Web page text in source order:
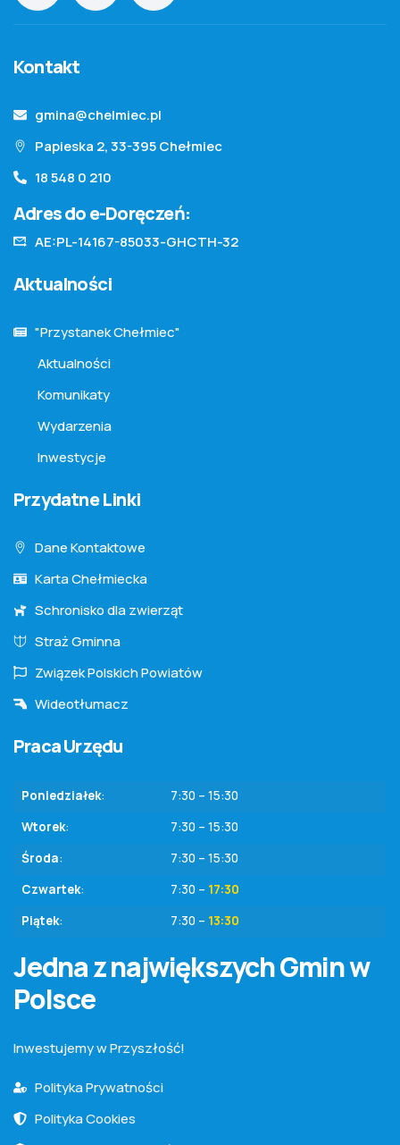
Kontakt
gmina@chelmiec.pl
Papieska 2, 33-395 Chełmiec
18 548 0 210
Adres do e-Doręczeń:
AE:PL-14167-85033-GHCTH-32
Praca Urzędu
Poniedziałek:
7:30 – 15:30
Wtorek:
7:30 – 15:30
Środa:
7:30 – 15:30
Czwartek: 7:30 – 17:30
Piątek: 7:30 – 13:30
Aktualności
"Przystanek Chełmiec"
Aktualności
Komunikaty
Wydarzenia
Inwestycje
Przydatne Linki
Dane Kontaktowe
Karta Chełmiecka
Schronisko dla zwierząt
Straż Gminna
Związek Polskich Powiatów
Wideotłumacz
Jedna z największych Gmin w
Polsce
Inwestujemy w Przyszłość!
Polityka Prywatności
Polityka Cookies